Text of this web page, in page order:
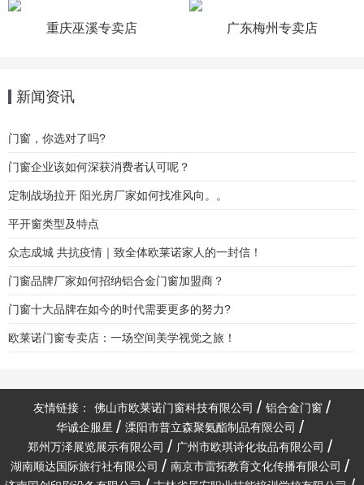
重庆巫溪专卖店
广东梅州专卖店
新闻资讯
门窗，你选对了吗?
门窗企业该如何深获消费者认可呢？
定制战场拉开 阳光房厂家如何找准风向。。
平开窗类型及特点
众志成城 共抗疫情｜致全体欧莱诺家人的一封信！
门窗品牌厂家如何招纳铝合金门窗加盟商？
门窗十大品牌在如今的时代需要更多的努力?
欧莱诺门窗专卖店：一场空间美学视觉之旅！
友情链接： 佛山市欧莱诺门窗科技有限公司
铝合金门窗
华诚企服星
溧阳市普立森聚氨酯制品有限公司
郑州万泽展览展示有限公司
广州市欧琪诗化妆品有限公司
湖南顺达国际旅行社有限公司
南京市雷拓教育文化传播有限公司